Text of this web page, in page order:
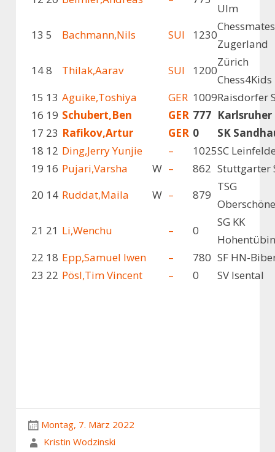
Ulm
13 5 Bachmann,Nils SUI 1230
Chessmates
Zugerland
148 Thilak,Aarav SUI 1200
Zürich
Chess4Kids
15 13 Aguike,Toshiya GER 1009Raisdorfer
16 19 Schubert,Ben GER 777 Karlsruher
17 23 Rafikov,Artur GER 0
SK
18 12 Ding,Jerry Yunjie – 1025SC
19 16 Pujari,Varsha W – 862 Stuttgarter
20 14 Ruddat,Maila W – 879
TSG
21 21 Li,Wenchu – 0
SG KK
22 18 Epp,Samuel Iwen – 780 SF HN-
23 22 Pösl,Tim Vincent – 0 SV Isental
Montag, 7. März 2022
Kristin Wodzinski